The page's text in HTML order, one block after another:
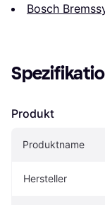
Bosch
Produkt
Produktname
Hersteller